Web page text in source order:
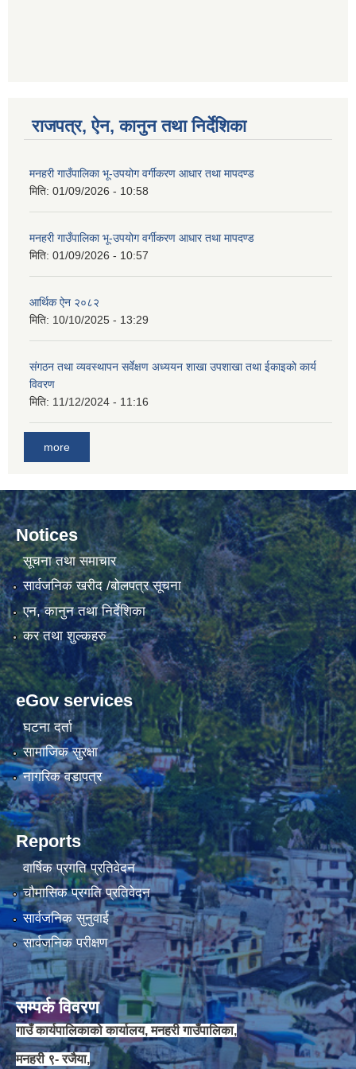
राजपत्र, ऐन, कानुन तथा निर्देशिका
मनहरी गाउँपालिका भू-उपयोग वर्गीकरण आधार तथा मापदण्ड
मिति: 01/09/2026 - 10:58
मनहरी गाउँपालिका भू-उपयोग वर्गीकरण आधार तथा मापदण्ड
मिति: 01/09/2026 - 10:57
आर्थिक ऐन २०८२
मिति: 10/10/2025 - 13:29
संगठन तथा व्यवस्थापन सर्वेक्षण अध्ययन शाखा उपशाखा तथा ईकाइको कार्य
विवरण
मिति: 11/12/2024 - 11:16
more
Notices
सूचना तथा समाचार
सार्वजनिक खरीद /बोलपत्र सूचना
एन, कानुन तथा निर्देशिका
कर तथा शुल्कहरु
eGov services
घटना दर्ता
सामाजिक सुरक्षा
नागरिक वडापत्र
Reports
वार्षिक प्रगति प्रतिवेदन
चौमासिक प्रगति प्रतिवेदन
सार्वजनिक सुनुवाई
सार्वजनिक परीक्षण
सम्पर्क विवरण
गाउँ कार्यपालिकाको कार्यालय, मनहरी गाउँपालिका,
मनहरी ९- रजैया,